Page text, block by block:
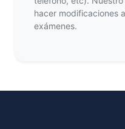
hacer modificaciones
exámenes.